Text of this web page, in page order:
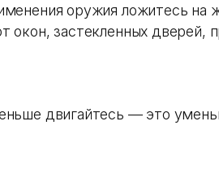
оружия ложитесь на
окон, застекленных дверей,
двигайтесь — это